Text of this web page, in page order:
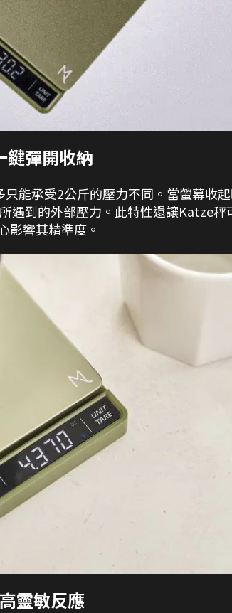
鍵彈開收納
能承受2公斤的壓力不同。當螢幕收
到的外部壓力。此特性還讓Katze
影響其精準度。
高靈敏反應